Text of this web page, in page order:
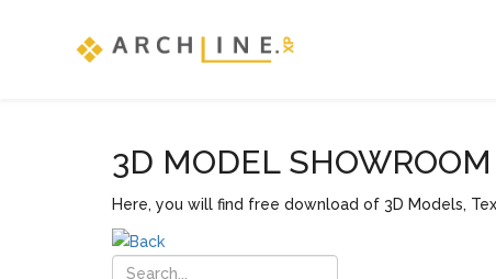
3D MODEL
Here, you will find free download of 3D Models,